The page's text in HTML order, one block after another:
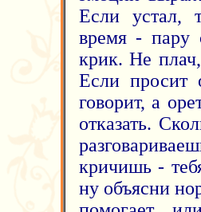
Если устал,
время - пару
крик. Не
Если просит
говорит, а
отказать.
кричишь -
ну объясни